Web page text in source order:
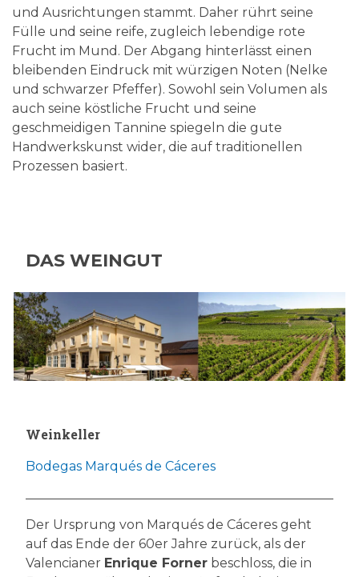
und Ausrichtungen stammt. Daher rührt seine
Fülle und seine reife, zugleich lebendige rote
Frucht im Mund. Der Abgang hinterlässt einen
bleibenden Eindruck mit würzigen Noten (Nelke
und schwarzer Pfeffer). Sowohl sein Volumen als
auch seine köstliche Frucht und seine
geschmeidigen Tannine spiegeln die gute
Handwerkskunst wider, die auf traditionellen
Prozessen basiert.
DAS WEINGUT
Weinkeller
Bodegas Marqués de Cáceres
Der Ursprung von Marqués de Cáceres geht
auf das Ende der 60er Jahre zurück, als der
Valencianer Enrique Forner beschloss, die in